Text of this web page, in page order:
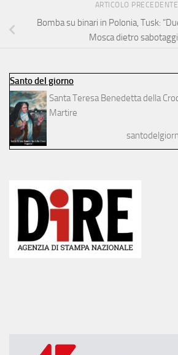
ARTICOLO PRECEDENTE
Bomba su binari in Polonia, Tusk:
Mosca dietro
Santo del giorno
Santa Teresa Benedetta della
Martire